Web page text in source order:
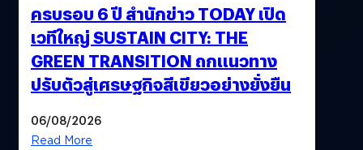
ครบรอบ 6 ปี สำนักข่าว TODAY เปิด
เวทีใหญ่ SUSTAIN CITY: THE
GREEN TRANSITION ถกแนวทาง
ปรับตัวสู่เศรษฐกิจสีเขียวอย่างยั่งยืน
06/08/2026
Read More